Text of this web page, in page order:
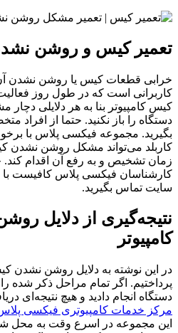
تعمیر کیس و روشن
خرابی قطعات کیس یا روشن نشدن
کاربرانی است که در طول روز فعالیت
کیس کامپیوتر بنا به هر دلایلی
دستگاه را باز نکنید. حتما از افراد
بگیرید. مجموعه فیکسی پلاس با
کاربلد می‌تواند مشکل روشن نشدن
زمان تشخیص و به رفع آن اقدام
کارشناسان فیکسی پلاس کافیست با
سایت تماس بگیرید.
نتیجه‌گیری از دلایل
کامپیوتر
در این نوشته به دلایل روشن نشدن
پرداختیم. اگر تمام مراحل ذکر
دستگاه انجام دادید و هیچ نتیجه‌ای
مرکز خدمات کامپیوتری فیکسی
این مجموعه در اسرع وقت به محل